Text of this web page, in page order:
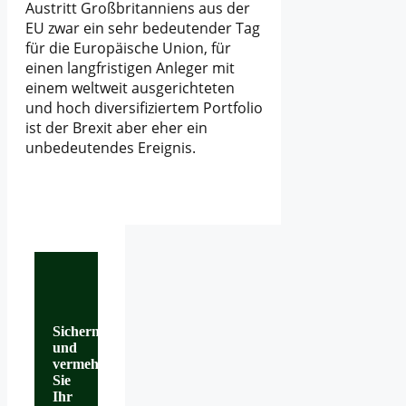
Austritt Großbritanniens aus der
EU zwar ein sehr bedeutender Tag
für die Europäische Union, für
einen langfristigen Anleger mit
einem weltweit ausgerichteten
und hoch diversifiziertem Portfolio
ist der Brexit aber eher ein
unbedeutendes Ereignis.
Sichern
und
vermehren
Sie
Ihr